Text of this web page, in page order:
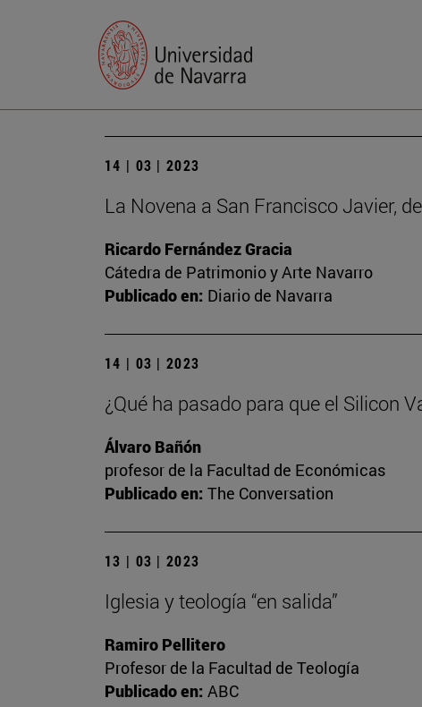
14 | 03 | 2023
La Novena a San Francisco Javier,
Ricardo Fernández Gracia
Cátedra de Patrimonio y Arte Navarro
Publicado en: Diario de Navarra
14 | 03 | 2023
¿Qué ha pasado para que el Silicon
Álvaro Bañón
profesor de la Facultad de Económicas
Publicado en: The Conversation
13 | 03 | 2023
Iglesia y teología “en salida”
Ramiro Pellitero
Profesor de la Facultad de Teología
Publicado en: ABC